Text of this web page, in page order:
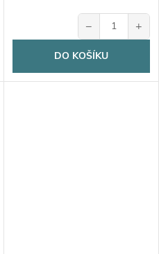
− +
DO KOŠÍKU